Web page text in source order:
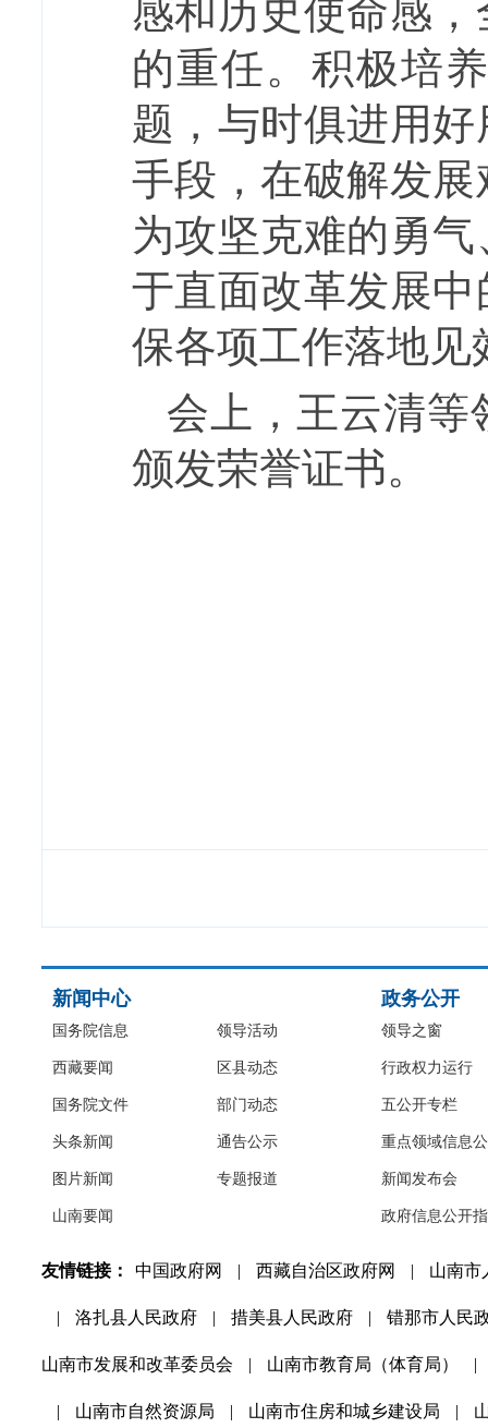
感和历史使命感
的重任。积极培
题，与时俱进用
手段，在破解发
为攻坚克难的勇
于直面改革发展
保各项工作落地见
会上，王云清等
颁发荣誉证书。
新闻中心
国务院信息
西藏要闻
国务院文件
头条新闻
图片新闻
山南要闻
领导活动
区县动态
部门动态
通告公示
专题报道
政务公开
领导之窗
行政权力运行
五公开专栏
重点领域信息
新闻发布会
政府信息公开
友情链接： 中国政府网 | 西藏自治区政府网 | 山南市
| 洛扎县人民政府 | 措美县人民政府 | 错那市人民
山南市发展和改革委员会 | 山南市教育局（体育局） |
| 山南市自然资源局 | 山南市住房和城乡建设局 |